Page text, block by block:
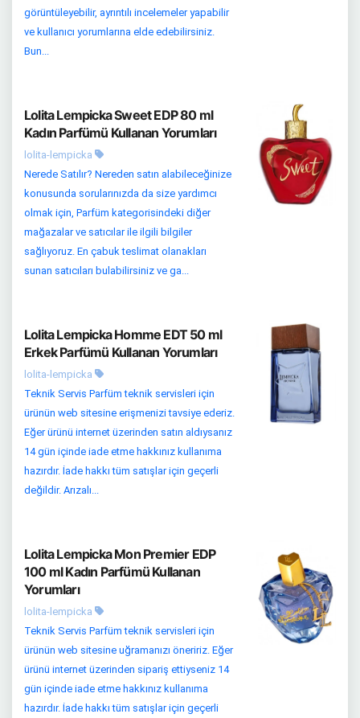
görüntüleyebilir, ayrıntılı incelemeler yapabilir
ve kullanıcı yorumlarına elde edebilirsiniz.
Bun...
Lolita Lempicka Sweet EDP 80 ml
Kadın Parfümü Kullanan Yorumları
lolita-lempicka
Nerede Satılır? Nereden satın alabileceğinize
konusunda sorularınızda da size yardımcı
olmak için, Parfüm kategorisindeki diğer
mağazalar ve satıcılar ile ilgili bilgiler
sağlıyoruz. En çabuk teslimat olanakları
sunan satıcıları bulabilirsiniz ve ga...
Lolita Lempicka Homme EDT 50 ml
Erkek Parfümü Kullanan Yorumları
lolita-lempicka
Teknik Servis Parfüm teknik servisleri için
ürünün web sitesine erişmenizi tavsiye ederiz.
Eğer ürünü internet üzerinden satın aldıysanız
14 gün içinde iade etme hakkınız kullanıma
hazırdır. İade hakkı tüm satışlar için geçerli
değildir. Arızalı...
Lolita Lempicka Mon Premier EDP
100 ml Kadın Parfümü Kullanan
Yorumları
lolita-lempicka
Teknik Servis Parfüm teknik servisleri için
ürünün web sitesine uğramanızı öneririz. Eğer
ürünü internet üzerinden sipariş ettiyseniz 14
gün içinde iade etme hakkınız kullanıma
hazırdır. İade hakkı tüm satışlar için geçerli